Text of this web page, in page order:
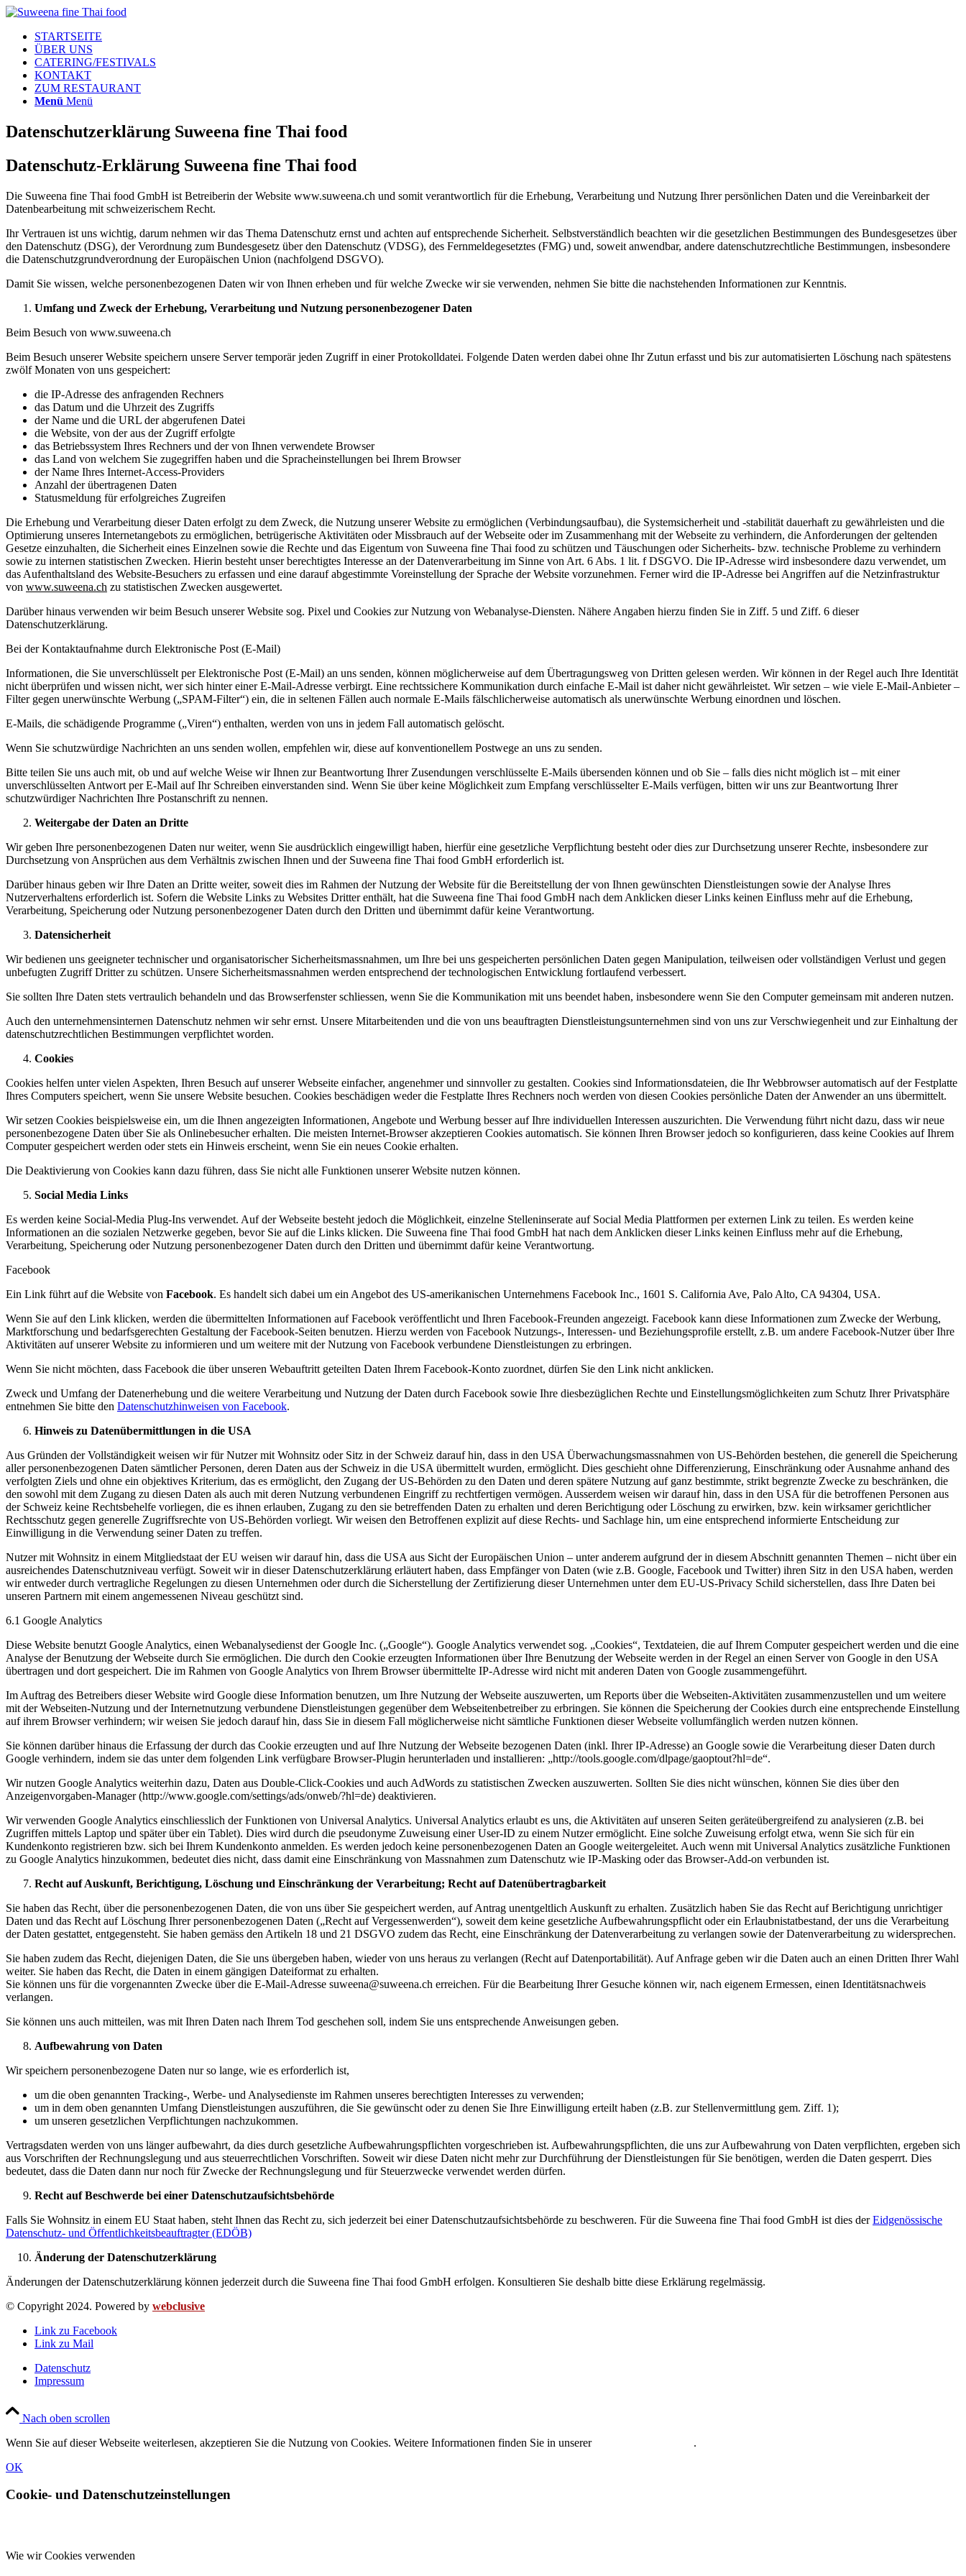
STARTSEITE
ÜBER UNS
CATERING/FESTIVALS
KONTAKT
ZUM RESTAURANT
Menü Menü
Datenschutzerklärung Suweena fine Thai food
Datenschutz-Erklärung Suweena fine Thai food
Die Suweena fine Thai food GmbH ist Betreiberin der Website www.suweena.ch und somit verantwortlich für die Erhebung, Verarbeitung und Nutzung Ihrer persönlichen Daten und die Vereinbarkeit der
Datenbearbeitung mit schweizerischem Recht.
Ihr Vertrauen ist uns wichtig, darum nehmen wir das Thema Datenschutz ernst und achten auf entsprechende Sicherheit. Selbstverständlich beachten wir die gesetzlichen Bestimmungen des Bundesgesetzes über
den Datenschutz (DSG), der Verordnung zum Bundesgesetz über den Datenschutz (VDSG), des Fernmeldegesetztes (FMG) und, soweit anwendbar, andere datenschutzrechtliche Bestimmungen, insbesondere
die Datenschutzgrundverordnung der Europäischen Union (nachfolgend DSGVO).
Damit Sie wissen, welche personenbezogenen Daten wir von Ihnen erheben und für welche Zwecke wir sie verwenden, nehmen Sie bitte die nachstehenden Informationen zur Kenntnis.
Umfang und Zweck der Erhebung, Verarbeitung und Nutzung personenbezogener Daten
Beim Besuch von www.suweena.ch
Beim Besuch unserer Website speichern unsere Server temporär jeden Zugriff in einer Protokolldatei. Folgende Daten werden dabei ohne Ihr Zutun erfasst und bis zur automatisierten Löschung nach spätestens
zwölf Monaten von uns gespeichert:
die IP-Adresse des anfragenden Rechners
das Datum und die Uhrzeit des Zugriffs
der Name und die URL der abgerufenen Datei
die Website, von der aus der Zugriff erfolgte
das Betriebssystem Ihres Rechners und der von Ihnen verwendete Browser
das Land von welchem Sie zugegriffen haben und die Spracheinstellungen bei Ihrem Browser
der Name Ihres Internet-Access-Providers
Anzahl der übertragenen Daten
Statusmeldung für erfolgreiches Zugreifen
Die Erhebung und Verarbeitung dieser Daten erfolgt zu dem Zweck, die Nutzung unserer Website zu ermöglichen (Verbindungsaufbau), die Systemsicherheit und -stabilität dauerhaft zu gewährleisten und die
Optimierung unseres Internetangebots zu ermöglichen, betrügerische Aktivitäten oder Missbrauch auf der Webseite oder im Zusammenhang mit der Webseite zu verhindern, die Anforderungen der geltenden
Gesetze einzuhalten, die Sicherheit eines Einzelnen sowie die Rechte und das Eigentum von Suweena fine Thai food zu schützen und Täuschungen oder Sicherheits- bzw. technische Probleme zu verhindern
sowie zu internen statistischen Zwecken. Hierin besteht unser berechtigtes Interesse an der Datenverarbeitung im Sinne von Art. 6 Abs. 1 lit. f DSGVO. Die IP-Adresse wird insbesondere dazu verwendet, um
das Aufenthaltsland des Website-Besuchers zu erfassen und eine darauf abgestimmte Voreinstellung der Sprache der Website vorzunehmen. Ferner wird die IP-Adresse bei Angriffen auf die Netzinfrastruktur
von www.suweena.ch zu statistischen Zwecken ausgewertet.
Darüber hinaus verwenden wir beim Besuch unserer Website sog. Pixel und Cookies zur Nutzung von Webanalyse-Diensten. Nähere Angaben hierzu finden Sie in Ziff. 5 und Ziff. 6 dieser
Datenschutzerklärung.
Bei der Kontaktaufnahme durch Elektronische Post (E-Mail)
Informationen, die Sie unverschlüsselt per Elektronische Post (E-Mail) an uns senden, können möglicherweise auf dem Übertragungsweg von Dritten gelesen werden. Wir können in der Regel auch Ihre Identität
nicht überprüfen und wissen nicht, wer sich hinter einer E-Mail-Adresse verbirgt. Eine rechtssichere Kommunikation durch einfache E-Mail ist daher nicht gewährleistet. Wir setzen – wie viele E-Mail-Anbieter –
Filter gegen unerwünschte Werbung („SPAM-Filter“) ein, die in seltenen Fällen auch normale E-Mails fälschlicherweise automatisch als unerwünschte Werbung einordnen und löschen.
E-Mails, die schädigende Programme („Viren“) enthalten, werden von uns in jedem Fall automatisch gelöscht.
Wenn Sie schutzwürdige Nachrichten an uns senden wollen, empfehlen wir, diese auf konventionellem Postwege an uns zu senden.
Bitte teilen Sie uns auch mit, ob und auf welche Weise wir Ihnen zur Beantwortung Ihrer Zusendungen verschlüsselte E-Mails übersenden können und ob Sie – falls dies nicht möglich ist – mit einer
unverschlüsselten Antwort per E-Mail auf Ihr Schreiben einverstanden sind. Wenn Sie über keine Möglichkeit zum Empfang verschlüsselter E-Mails verfügen, bitten wir uns zur Beantwortung Ihrer
schutzwürdiger Nachrichten Ihre Postanschrift zu nennen.
Weitergabe der Daten an Dritte
Wir geben Ihre personenbezogenen Daten nur weiter, wenn Sie ausdrücklich eingewilligt haben, hierfür eine gesetzliche Verpflichtung besteht oder dies zur Durchsetzung unserer Rechte, insbesondere zur
Durchsetzung von Ansprüchen aus dem Verhältnis zwischen Ihnen und der Suweena fine Thai food GmbH erforderlich ist.
Darüber hinaus geben wir Ihre Daten an Dritte weiter, soweit dies im Rahmen der Nutzung der Website für die Bereitstellung der von Ihnen gewünschten Dienstleistungen sowie der Analyse Ihres
Nutzerverhaltens erforderlich ist. Sofern die Website Links zu Websites Dritter enthält, hat die Suweena fine Thai food GmbH nach dem Anklicken dieser Links keinen Einfluss mehr auf die Erhebung,
Verarbeitung, Speicherung oder Nutzung personenbezogener Daten durch den Dritten und übernimmt dafür keine Verantwortung.
Datensicherheit
Wir bedienen uns geeigneter technischer und organisatorischer Sicherheitsmassnahmen, um Ihre bei uns gespeicherten persönlichen Daten gegen Manipulation, teilweisen oder vollständigen Verlust und gegen
unbefugten Zugriff Dritter zu schützen. Unsere Sicherheitsmassnahmen werden entsprechend der technologischen Entwicklung fortlaufend verbessert.
Sie sollten Ihre Daten stets vertraulich behandeln und das Browserfenster schliessen, wenn Sie die Kommunikation mit uns beendet haben, insbesondere wenn Sie den Computer gemeinsam mit anderen nutzen.
Auch den unternehmensinternen Datenschutz nehmen wir sehr ernst. Unsere Mitarbeitenden und die von uns beauftragten Dienstleistungsunternehmen sind von uns zur Verschwiegenheit und zur Einhaltung der
datenschutzrechtlichen Bestimmungen verpflichtet worden.
Cookies
Cookies helfen unter vielen Aspekten, Ihren Besuch auf unserer Webseite einfacher, angenehmer und sinnvoller zu gestalten. Cookies sind Informationsdateien, die Ihr Webbrowser automatisch auf der Festplatte
Ihres Computers speichert, wenn Sie unsere Website besuchen. Cookies beschädigen weder die Festplatte Ihres Rechners noch werden von diesen Cookies persönliche Daten der Anwender an uns übermittelt.
Wir setzen Cookies beispielsweise ein, um die Ihnen angezeigten Informationen, Angebote und Werbung besser auf Ihre individuellen Interessen auszurichten. Die Verwendung führt nicht dazu, dass wir neue
personenbezogene Daten über Sie als Onlinebesucher erhalten. Die meisten Internet-Browser akzeptieren Cookies automatisch. Sie können Ihren Browser jedoch so konfigurieren, dass keine Cookies auf Ihrem
Computer gespeichert werden oder stets ein Hinweis erscheint, wenn Sie ein neues Cookie erhalten.
Die Deaktivierung von Cookies kann dazu führen, dass Sie nicht alle Funktionen unserer Website nutzen können.
Social Media Links
Es werden keine Social-Media Plug-Ins verwendet. Auf der Webseite besteht jedoch die Möglichkeit, einzelne Stelleninserate auf Social Media Plattformen per externen Link zu teilen. Es werden keine
Informationen an die sozialen Netzwerke gegeben, bevor Sie auf die Links klicken. Die Suweena fine Thai food GmbH hat nach dem Anklicken dieser Links keinen Einfluss mehr auf die Erhebung,
Verarbeitung, Speicherung oder Nutzung personenbezogener Daten durch den Dritten und übernimmt dafür keine Verantwortung.
Facebook
Ein Link führt auf die Website von Facebook. Es handelt sich dabei um ein Angebot des US-amerikanischen Unternehmens Facebook Inc., 1601 S. California Ave, Palo Alto, CA 94304, USA.
Wenn Sie auf den Link klicken, werden die übermittelten Informationen auf Facebook veröffentlicht und Ihren Facebook-Freunden angezeigt. Facebook kann diese Informationen zum Zwecke der Werbung,
Marktforschung und bedarfsgerechten Gestaltung der Facebook-Seiten benutzen. Hierzu werden von Facebook Nutzungs-, Interessen- und Beziehungsprofile erstellt, z.B. um andere Facebook-Nutzer über Ihre
Aktivitäten auf unserer Website zu informieren und um weitere mit der Nutzung von Facebook verbundene Dienstleistungen zu erbringen.
Wenn Sie nicht möchten, dass Facebook die über unseren Webauftritt geteilten Daten Ihrem Facebook-Konto zuordnet, dürfen Sie den Link nicht anklicken.
Zweck und Umfang der Datenerhebung und die weitere Verarbeitung und Nutzung der Daten durch Facebook sowie Ihre diesbezüglichen Rechte und Einstellungsmöglichkeiten zum Schutz Ihrer Privatsphäre
entnehmen Sie bitte den Datenschutzhinweisen von Facebook.
Hinweis zu Datenübermittlungen in die USA
Aus Gründen der Vollständigkeit weisen wir für Nutzer mit Wohnsitz oder Sitz in der Schweiz darauf hin, dass in den USA Überwachungsmassnahmen von US-Behörden bestehen, die generell die Speicherung
aller personenbezogenen Daten sämtlicher Personen, deren Daten aus der Schweiz in die USA übermittelt wurden, ermöglicht. Dies geschieht ohne Differenzierung, Einschränkung oder Ausnahme anhand des
verfolgten Ziels und ohne ein objektives Kriterium, das es ermöglicht, den Zugang der US-Behörden zu den Daten und deren spätere Nutzung auf ganz bestimmte, strikt begrenzte Zwecke zu beschränken, die
den sowohl mit dem Zugang zu diesen Daten als auch mit deren Nutzung verbundenen Eingriff zu rechtfertigen vermögen. Ausserdem weisen wir darauf hin, dass in den USA für die betroffenen Personen aus
der Schweiz keine Rechtsbehelfe vorliegen, die es ihnen erlauben, Zugang zu den sie betreffenden Daten zu erhalten und deren Berichtigung oder Löschung zu erwirken, bzw. kein wirksamer gerichtlicher
Rechtsschutz gegen generelle Zugriffsrechte von US-Behörden vorliegt. Wir weisen den Betroffenen explizit auf diese Rechts- und Sachlage hin, um eine entsprechend informierte Entscheidung zur
Einwilligung in die Verwendung seiner Daten zu treffen.
Nutzer mit Wohnsitz in einem Mitgliedstaat der EU weisen wir darauf hin, dass die USA aus Sicht der Europäischen Union – unter anderem aufgrund der in diesem Abschnitt genannten Themen – nicht über ein
ausreichendes Datenschutzniveau verfügt. Soweit wir in dieser Datenschutzerklärung erläutert haben, dass Empfänger von Daten (wie z.B. Google, Facebook und Twitter) ihren Sitz in den USA haben, werden
wir entweder durch vertragliche Regelungen zu diesen Unternehmen oder durch die Sicherstellung der Zertifizierung dieser Unternehmen unter dem EU-US-Privacy Schild sicherstellen, dass Ihre Daten bei
unseren Partnern mit einem angemessenen Niveau geschützt sind.
6.1 Google Analytics
Diese Website benutzt Google Analytics, einen Webanalysedienst der Google Inc. („Google“). Google Analytics verwendet sog. „Cookies“, Textdateien, die auf Ihrem Computer gespeichert werden und die eine
Analyse der Benutzung der Webseite durch Sie ermöglichen. Die durch den Cookie erzeugten Informationen über Ihre Benutzung der Webseite werden in der Regel an einen Server von Google in den USA
übertragen und dort gespeichert. Die im Rahmen von Google Analytics von Ihrem Browser übermittelte IP-Adresse wird nicht mit anderen Daten von Google zusammengeführt.
Im Auftrag des Betreibers dieser Website wird Google diese Information benutzen, um Ihre Nutzung der Webseite auszuwerten, um Reports über die Webseiten-Aktivitäten zusammenzustellen und um weitere
mit der Webseiten-Nutzung und der Internetnutzung verbundene Dienstleistungen gegenüber dem Webseitenbetreiber zu erbringen. Sie können die Speicherung der Cookies durch eine entsprechende Einstellung
auf ihrem Browser verhindern; wir weisen Sie jedoch darauf hin, dass Sie in diesem Fall möglicherweise nicht sämtliche Funktionen dieser Webseite vollumfänglich werden nutzen können.
Sie können darüber hinaus die Erfassung der durch das Cookie erzeugten und auf Ihre Nutzung der Webseite bezogenen Daten (inkl. Ihrer IP-Adresse) an Google sowie die Verarbeitung dieser Daten durch
Google verhindern, indem sie das unter dem folgenden Link verfügbare Browser-Plugin herunterladen und installieren: „http://tools.google.com/dlpage/gaoptout?hl=de“.
Wir nutzen Google Analytics weiterhin dazu, Daten aus Double-Click-Cookies und auch AdWords zu statistischen Zwecken auszuwerten. Sollten Sie dies nicht wünschen, können Sie dies über den
Anzeigenvorgaben-Manager (http://www.google.com/settings/ads/onweb/?hl=de) deaktivieren.
Wir verwenden Google Analytics einschliesslich der Funktionen von Universal Analytics. Universal Analytics erlaubt es uns, die Aktivitäten auf unseren Seiten geräteübergreifend zu analysieren (z.B. bei
Zugriffen mittels Laptop und später über ein Tablet). Dies wird durch die pseudonyme Zuweisung einer User-ID zu einem Nutzer ermöglicht. Eine solche Zuweisung erfolgt etwa, wenn Sie sich für ein
Kundenkonto registrieren bzw. sich bei Ihrem Kundenkonto anmelden. Es werden jedoch keine personenbezogenen Daten an Google weitergeleitet. Auch wenn mit Universal Analytics zusätzliche Funktionen
zu Google Analytics hinzukommen, bedeutet dies nicht, dass damit eine Einschränkung von Massnahmen zum Datenschutz wie IP-Masking oder das Browser-Add-on verbunden ist.
Recht auf Auskunft, Berichtigung, Löschung und Einschränkung der Verarbeitung; Recht auf Datenübertragbarkeit
Sie haben das Recht, über die personenbezogenen Daten, die von uns über Sie gespeichert werden, auf Antrag unentgeltlich Auskunft zu erhalten. Zusätzlich haben Sie das Recht auf Berichtigung unrichtiger
Daten und das Recht auf Löschung Ihrer personenbezogenen Daten („Recht auf Vergessenwerden“), soweit dem keine gesetzliche Aufbewahrungspflicht oder ein Erlaubnistatbestand, der uns die Verarbeitung
der Daten gestattet, entgegensteht. Sie haben gemäss den Artikeln 18 und 21 DSGVO zudem das Recht, eine Einschränkung der Datenverarbeitung zu verlangen sowie der Datenverarbeitung zu widersprechen.
Sie haben zudem das Recht, diejenigen Daten, die Sie uns übergeben haben, wieder von uns heraus zu verlangen (Recht auf Datenportabilität). Auf Anfrage geben wir die Daten auch an einen Dritten Ihrer Wahl
weiter. Sie haben das Recht, die Daten in einem gängigen Dateiformat zu erhalten.
Sie können uns für die vorgenannten Zwecke über die E-Mail-Adresse suweena@suweena.ch erreichen. Für die Bearbeitung Ihrer Gesuche können wir, nach eigenem Ermessen, einen Identitätsnachweis
verlangen.
Sie können uns auch mitteilen, was mit Ihren Daten nach Ihrem Tod geschehen soll, indem Sie uns entsprechende Anweisungen geben.
Aufbewahrung von Daten
Wir speichern personenbezogene Daten nur so lange, wie es erforderlich ist,
um die oben genannten Tracking-, Werbe- und Analysedienste im Rahmen unseres berechtigten Interesses zu verwenden;
um in dem oben genannten Umfang Dienstleistungen auszuführen, die Sie gewünscht oder zu denen Sie Ihre Einwilligung erteilt haben (z.B. zur Stellenvermittlung gem. Ziff. 1);
um unseren gesetzlichen Verpflichtungen nachzukommen.
Vertragsdaten werden von uns länger aufbewahrt, da dies durch gesetzliche Aufbewahrungspflichten vorgeschrieben ist. Aufbewahrungspflichten, die uns zur Aufbewahrung von Daten verpflichten, ergeben sich
aus Vorschriften der Rechnungslegung und aus steuerrechtlichen Vorschriften. Soweit wir diese Daten nicht mehr zur Durchführung der Dienstleistungen für Sie benötigen, werden die Daten gesperrt. Dies
bedeutet, dass die Daten dann nur noch für Zwecke der Rechnungslegung und für Steuerzwecke verwendet werden dürfen.
Recht auf Beschwerde bei einer Datenschutzaufsichtsbehörde
Falls Sie Wohnsitz in einem EU Staat haben, steht Ihnen das Recht zu, sich jederzeit bei einer Datenschutzaufsichtsbehörde zu beschweren. Für die Suweena fine Thai food GmbH ist dies derEidgenössische
Datenschutz- und Öffentlichkeitsbeauftragter (EDÖB)
Änderung der Datenschutzerklärung
Änderungen der Datenschutzerklärung können jederzeit durch die Suweena fine Thai food GmbH erfolgen. Konsultieren Sie deshalb bitte diese Erklärung regelmässig.
© Copyright 2024. Powered by webclusive
Link zu Facebook
Link zu Mail
Datenschutz
Impressum
Nach oben scrollen
Wenn Sie auf dieser Webseite weiterlesen, akzeptieren Sie die Nutzung von Cookies. Weitere Informationen finden Sie in unserer
.
OK
Cookie- und Datenschutzeinstellungen
Wie wir Cookies verwenden